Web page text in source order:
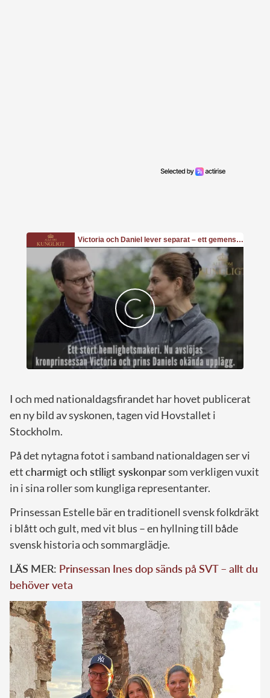
I och med nationaldagsfirandet har hovet publicerat
en ny bild av syskonen, tagen vid Hovstallet i
Stockholm.
På det nytagna fotot i samband nationaldagen ser vi
ettcharmigt och stiligt syskonparsom verkligen vuxit
in i sina roller som kungliga representanter.
Prinsessan Estelle bär en traditionell svensk folkdräkt
i blått och gult, med vit blus – en hyllning till både
svensk historia och sommarglädje.
LÄS MER: Prinsessan Ines dop sänds på SVT – allt du
behöver veta